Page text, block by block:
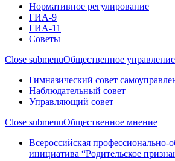
Нормативное регулирование
ГИА-9
ГИА-11
Советы
Close submenuОбщественное управление
Гимназический совет
Наблюдательный совет
Управляющий совет
Close submenuОбщественное мнение
Всероссийская профессионально-
инициатива “Родительское